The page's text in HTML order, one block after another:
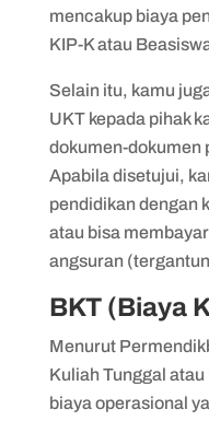
mencakup biaya
KIP-K atau
Selain itu, kamu
UKT kepada pihak
dokumen-dokumen
Apabila disetujui,
pendidikan dengan
atau bisa
angsuran
BKT (Biaya
Menurut
Kuliah Tunggal
biaya operasional